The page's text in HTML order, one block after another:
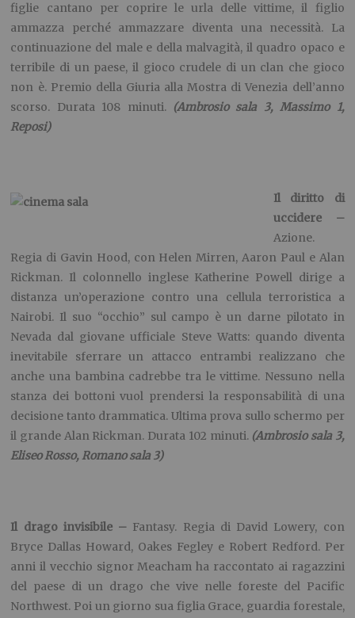
figlie cantano per coprire le urla delle vittime, il figlio
ammazza perché ammazzare diventa una necessità. La
continuazione del male e della malvagità, il quadro opaco e
terribile di un paese, il gioco crudele di un clan che gioco
non è. Premio della Giuria alla Mostra di Venezia dell’anno
scorso. Durata 108 minuti. (Ambrosio sala 3, Massimo 1,
Reposi)
Il diritto di
uccidere –
Azione.
Regia di Gavin Hood, con Helen Mirren, Aaron Paul e Alan
Rickman. Il colonnello inglese Katherine Powell dirige a
distanza un’operazione contro una cellula terroristica a
Nairobi. Il suo “occhio” sul campo è un darne pilotato in
Nevada dal giovane ufficiale Steve Watts: quando diventa
inevitabile sferrare un attacco entrambi realizzano che
anche una bambina cadrebbe tra le vittime. Nessuno nella
stanza dei bottoni vuol prendersi la responsabilità di una
decisione tanto drammatica. Ultima prova sullo schermo per
il grande Alan Rickman. Durata 102 minuti. (Ambrosio sala 3,
Eliseo Rosso, Romano sala 3)
Il drago invisibile – Fantasy. Regia di David Lowery, con
Bryce Dallas Howard, Oakes Fegley e Robert Redford. Per
anni il vecchio signor Meacham ha raccontato ai ragazzini
del paese di un drago che vive nelle foreste del Pacific
Northwest. Poi un giorno sua figlia Grace, guardia forestale,